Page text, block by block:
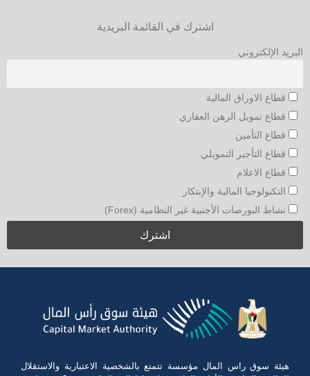
اشترك في القائمة البريدية
البريد الإلكتروني
قطاع الاوراق المالية
قطاع تمويل الرهن العقاري
قطاع التأمين
قطاع التأجير التمويلي
قطاع الاعلام
التكنولوجيا المالية والإبتكار
نشاط البورصات الأجنبية غير النظامية (Forex)
هيئة سوق راس المال مؤسسة تتمتع بالشخصية الاعتبارية والاستقلال